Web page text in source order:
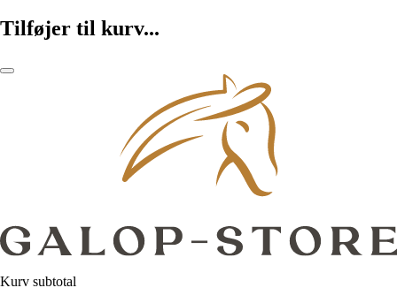
Tilføjer til kurv...
Kurv subtotal